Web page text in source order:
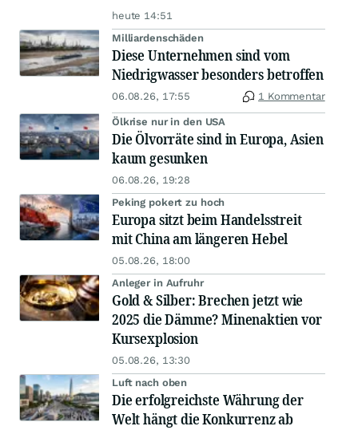
heute 14:51
Milliardenschäden
Diese Unternehmen sind vom
Niedrigwasser besonders betroffen
06.08.26, 17:55 1 Kommentar
Ölkrise nur in den USA
Die Ölvorräte sind in Europa, Asien
kaum gesunken
06.08.26, 19:28
Peking pokert zu hoch
Europa sitzt beim Handelsstreit
mit China am längeren Hebel
05.08.26, 18:00
Anleger in Aufruhr
Gold & Silber: Brechen jetzt wie
2025 die Dämme? Minenaktien vor
Kursexplosion
05.08.26, 13:30
Luft nach oben
Die erfolgreichste Währung der
Welt hängt die Konkurrenz ab